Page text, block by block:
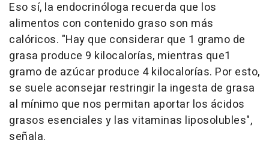
Eso sí, la endocrinóloga recuerda que los
alimentos con contenido graso son más
calóricos. "Hay que considerar que 1 gramo de
grasa produce 9 kilocalorías, mientras que1
gramo de azúcar produce 4 kilocalorías. Por esto,
se suele aconsejar restringir la ingesta de grasa
al mínimo que nos permitan aportar los ácidos
grasos esenciales y las vitaminas liposolubles",
señala.